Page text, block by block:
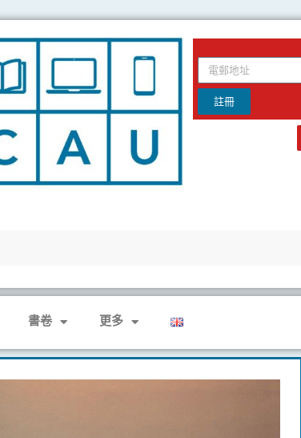
email
註冊
書卷 更多